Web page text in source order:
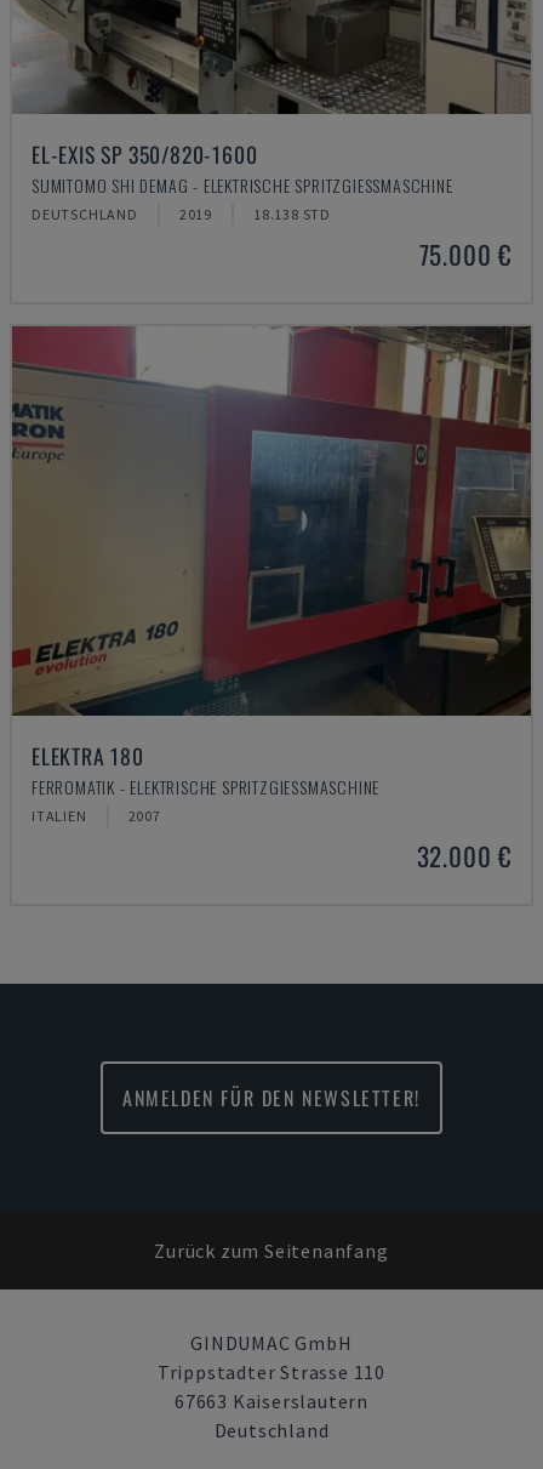
EL-EXIS SP 350/820-1600
SUMITOMO SHI DEMAG - ELEKTRISCHE SPRITZGIESSMASCHINE
DEUTSCHLAND 2019 18.138 STD
75.000 €
ELEKTRA 180
FERROMATIK - ELEKTRISCHE SPRITZGIESSMASCHINE
ITALIEN 2007
32.000 €
ANMELDEN FÜR DEN NEWSLETTER!
Zurück zum Seitenanfang
GINDUMAC GmbH
Trippstadter Strasse 110
67663 Kaiserslautern
Deutschland